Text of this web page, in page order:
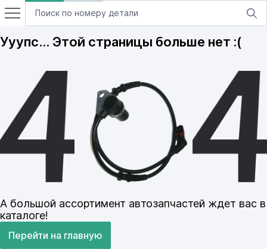
Ууупс… Этой страницы больше нет :(
А большой ассортимент автозапчастей ждет вас в
каталоге!
Перейти на главную